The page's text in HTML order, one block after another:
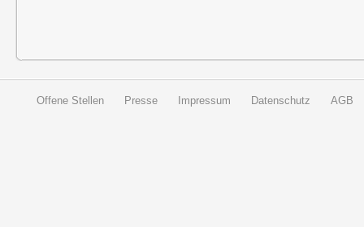
Offene Stellen Presse Impressum Datenschutz AGB